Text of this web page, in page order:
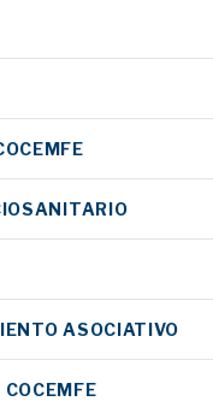
ASOCIATIVO
COCEMFE